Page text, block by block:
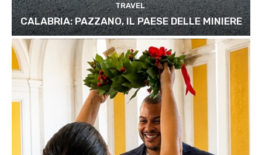
TRAVEL
CALABRIA: PAZZANO, IL PAESE DELLE MINIERE